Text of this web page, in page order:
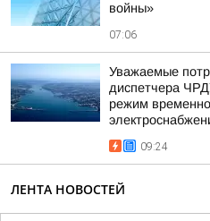
войны»
07:06
Уважаемые
диспетчера
режим
09:24
ЛЕНТА НОВОСТЕЙ